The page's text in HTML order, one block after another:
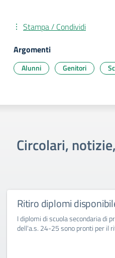
Stampa / Condividi
Argomenti
Alunni Genitori
Circolari,
Ritiro diplomi
I diplomi di scuola secondaria di
dell'a.s. 24-25 sono pronti per il